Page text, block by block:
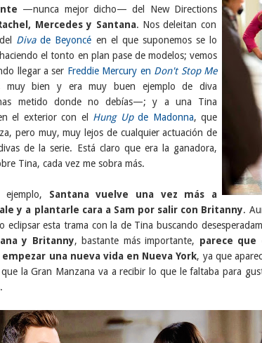
—nunca mejor dicho— del New Directions
Mercedes y Santana. Nos deleitan con
Divade Beyoncé en el que suponemos se lo
el tonto en plan pase de modelos; vemos
llegar a ser Freddie Mercury en Don't Stop Me
bien y era muy buen ejemplo de diva
metido donde no debías—; y a una Tina
el exterior con el Hung Upde Madonna, que
pero muy, muy lejos de cualquier actuación de
de la serie. Está claro que era la ganadora,
Tina, cada vez me sobra más.
ejemplo, Santana vuelve una vez más a
y a plantarle cara a Sam por salir con Britanny.
eclipsar esta trama con la de Tina buscando
y Britanny, bastante más importante, parece
una nueva vida en Nueva York, ya que
la Gran Manzana va a recibir lo que le faltaba para